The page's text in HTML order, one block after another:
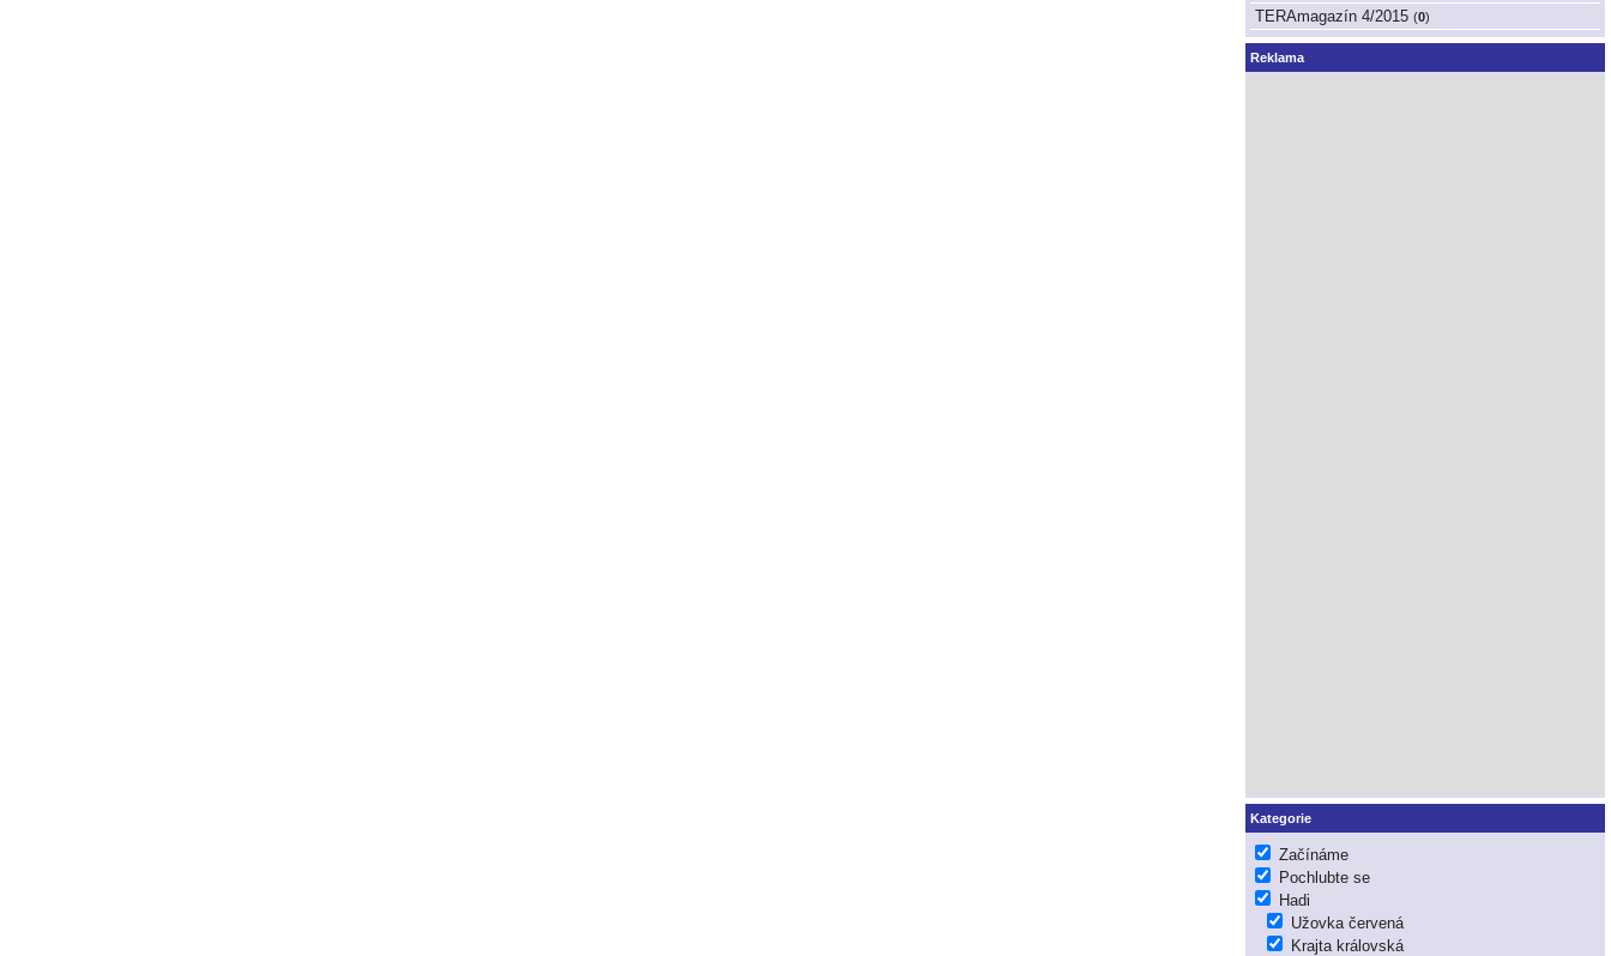
TERAmagazín 4/2015 (0)
Reklama
Kategorie
Začínáme
Pochlubte se
Hadi
Užovka červená
Krajta královská